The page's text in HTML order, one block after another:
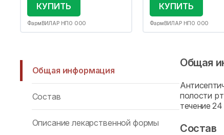
КУПИТЬ
ФармВИЛАР НПО ООО
КУПИТЬ
ФармВИЛАР НПО ООО
Общая информация
Состав
Описание лекарственной формы
Общая
полости
течение 24
Состав